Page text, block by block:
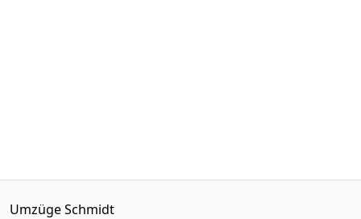
Umzüge Schmidt